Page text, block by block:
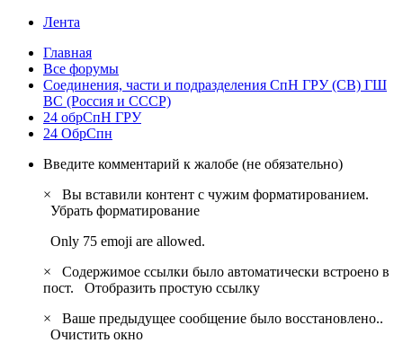
Лента
Главная
Все форумы
Соединения, части и подразделения СпН ГРУ (СВ) ГШ
ВС (Россия и СССР)
24 обрСпН ГРУ
24 ОбрСпн
Введите комментарий к жалобе (не обязательно)
×
Вы вставили контент с чужим форматированием.
Убрать форматирование
Only 75 emoji are allowed.
×
Содержимое ссылки было автоматически встроено в
пост. Отобразить простую ссылку
×
Ваше предыдущее сообщение было восстановлено..
Очистить окно